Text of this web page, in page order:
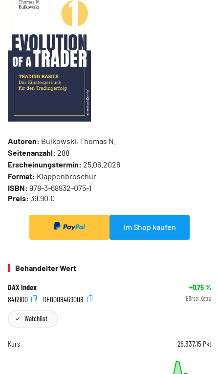
Autoren: Bulkowski, Thomas N.
Seitenanzahl: 288
Erscheinungstermin: 25.06.2026
Format: Klappenbroschur
ISBN: 978-3-68932-075-1
Preis: 39,90 €
Im Shop kaufen
Behandelter Wert
DAX Index +0,75%
846900
DE0008469008 Börse: Xetra
Watchlist
Kurs 26.337,15 Pkt